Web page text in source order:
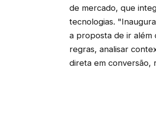
de mercado, que
tecnologias.
a proposta de ir além
regras, analisar
direta em conversão,